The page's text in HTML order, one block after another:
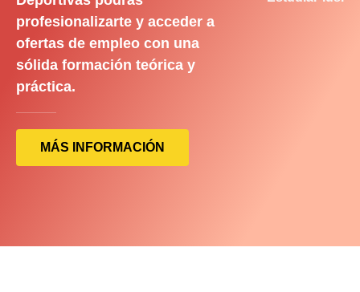
profesionalizarte y acceder a
ofertas de empleo con una
sólida formación teórica y
práctica.
MÁS INFORMACIÓN